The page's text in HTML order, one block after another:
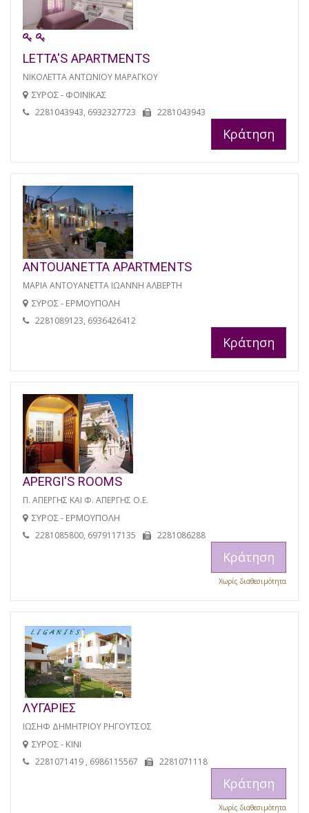
LETTA'S APARTMENTS
ΝΙΚΟΛΕΤΤΑ ΑΝΤΩΝΙΟΥ ΜΑΡΑΓΚΟΥ
ΣΥΡΟΣ - ΦΟΙΝΙΚΑΣ
2281043943, 6932327723 2281043943
Κράτηση
ANTOUANETTA APARTMENTS
ΜΑΡΙΑ ΑΝΤΟΥΑΝΕΤΤΑ ΙΩΑΝΝΗ ΑΛΒΕΡΤΗ
ΣΥΡΟΣ - ΕΡΜΟΥΠΟΛΗ
2281089123, 6936426412
Κράτηση
APERGI'S ROOMS
Π. ΑΠΕΡΓΗΣ ΚΑΙ Φ. ΑΠΕΡΓΗΣ Ο.Ε.
ΣΥΡΟΣ - ΕΡΜΟΥΠΟΛΗ
2281085800, 6979117135 2281086288
Κράτηση
Χωρίς διαθεσιμότητα
ΛΥΓΑΡΙΕΣ
ΙΩΣΗΦ ΔΗΜΗΤΡΙΟΥ ΡΗΓΟΥΤΣΟΣ
ΣΥΡΟΣ - ΚΙΝΙ
2281071419 , 6986115567 2281071118
Κράτηση
Χωρίς διαθεσιμότητα